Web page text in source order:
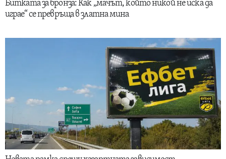
Битката за бронза: Как „мачът, който никой не иска да
играе“ се превръща в златна мина